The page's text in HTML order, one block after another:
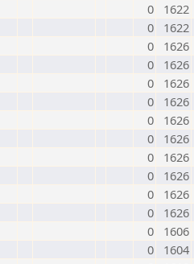
0
1622
0
1622
0
1626
0
1626
0
1626
0
1626
0
1626
0
1626
0
1626
0
1626
0
1626
0
1626
0
1606
0
1604